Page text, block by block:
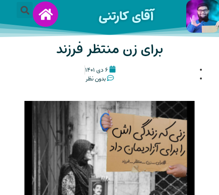
آقای کارتنی
برای زن منتظر فرزند
۶ دی ۱۴۰۱
بدون نظر